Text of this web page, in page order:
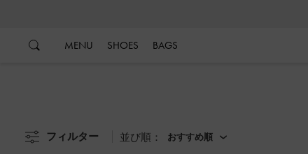
MENU SHOES BAGS
フィルター 並び順： おすすめ順